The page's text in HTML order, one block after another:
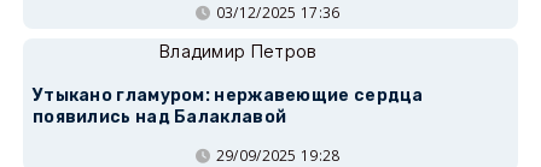
03/12/2025 17:36
Владимир Петров
Утыкано гламуром: нержавеющие сердца
появились над Балаклавой
29/09/2025 19:28